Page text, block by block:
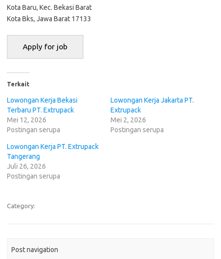
Kota Baru, Kec. Bekasi Barat
Kota Bks, Jawa Barat 17133
Terkait
Lowongan Kerja Bekasi
Terbaru PT. Extrupack
Mei 12, 2026
Postingan serupa
Lowongan Kerja Jakarta PT.
Extrupack
Mei 2, 2026
Postingan serupa
Lowongan Kerja PT. Extrupack
Tangerang
Juli 26, 2026
Postingan serupa
Category:
Post navigation